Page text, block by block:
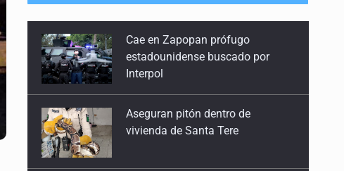
Cae en Zapopan prófugo
estadounidense buscado por
Interpol
Aseguran pitón dentro de
vivienda de Santa Tere